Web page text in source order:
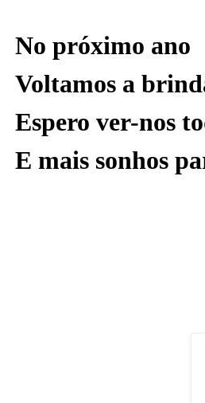
No próximo ano
Voltamos a
Espero ver-nos
E mais sonhos